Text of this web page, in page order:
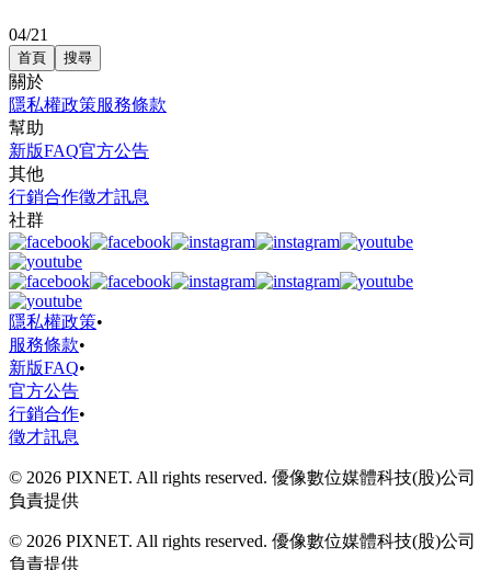
04/21
首頁 搜尋
關於
隱私權政策服務條款
幫助
新版FAQ官方公告
其他
行銷合作徵才訊息
社群
隱私權政策•
服務條款•
新版FAQ•
官方公告
行銷合作•
徵才訊息
© 2026 PIXNET. All rights reserved. 優像數位媒體科技(股)公司
負責提供
© 2026 PIXNET. All rights reserved. 優像數位媒體科技(股)公司
負責提供